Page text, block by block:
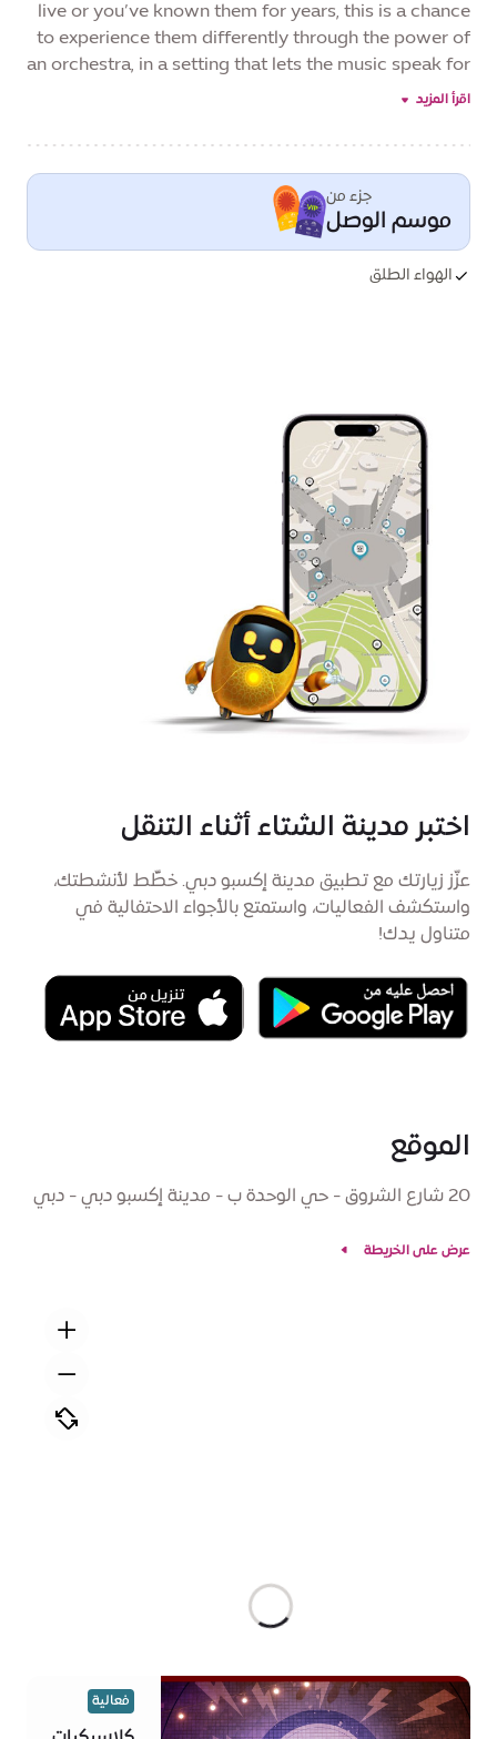
live or you’ve known them for years, this is a chance
to experience them differently through the power of
an orchestra, in a setting that lets the music speak for
itself, as part of Al Wasl Season, One Destination,
اقرأ المزيد
جزء من
موسم الوصل
الهواء الطلق
اختبر مدينة الشتاء أثناء التنقل
عزّز زيارتك مع تطبيق مدينة إكسبو دبي. خطِّط لأنشطتك،
واستكشف الفعاليات، واستمتع بالأجواء الاحتفالية في
متناول يدك!
الموقع
20 شارع الشروق - حي الوحدة ب - مدينة إكسبو دبي - دبي
عرض على الخريطة
فعالية